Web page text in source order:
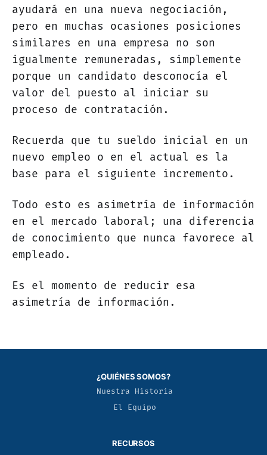
ayudará en una nueva negociación,
pero en muchas ocasiones posiciones
similares en una empresa no son
igualmente remuneradas, simplemente
porque un candidato desconocía el
valor del puesto al iniciar su
proceso de contratación.
Recuerda que tu sueldo inicial en un
nuevo empleo o en el actual es la
base para el siguiente incremento.
Todo esto es asimetría de información
en el mercado laboral; una diferencia
de conocimiento que nunca favorece al
empleado.
Es el momento de reducir esa
asimetría de información.
¿QUIÉNES SOMOS?
Nuestra Historia
El Equipo
RECURSOS